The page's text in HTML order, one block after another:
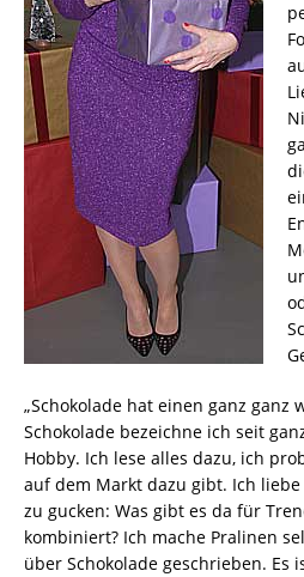
„Schokolade hat einen ganz ganz
Schokolade bezeichne ich seit
Hobby. Ich lese alles dazu, ich
auf dem Markt dazu gibt. Ich
zu gucken: Was gibt es da für
kombiniert? Ich mache Pralinen
über Schokolade geschrieben. Es